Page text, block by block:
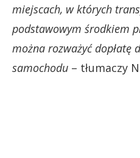
miejscach, w których
podstawowym środkiem
można rozważyć dopłatę
samochodu – tłumaczy